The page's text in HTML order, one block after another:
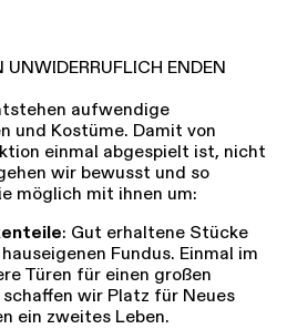
ENDEN
aufwendige
und Kostüme. Damit von
einmal abgespielt ist, nicht
wir bewusst und so
möglich mit ihnen um:
: Gut erhaltene Stücke
Fundus. Einmal im
Türen für einen großen
wir Platz für Neues
ein zweites Leben.